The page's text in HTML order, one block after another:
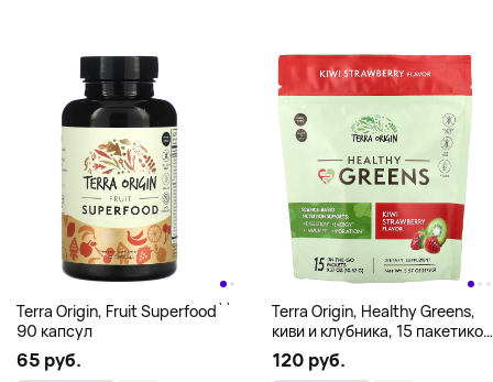
Terra Origin, Fruit Superfood``
90 капсул
65 руб.
Terra Origin, Healthy Greens,
киви и клубника, 15 пакетиков
On the Go, 10,52 г (0,37
унции) каждый
120 руб.